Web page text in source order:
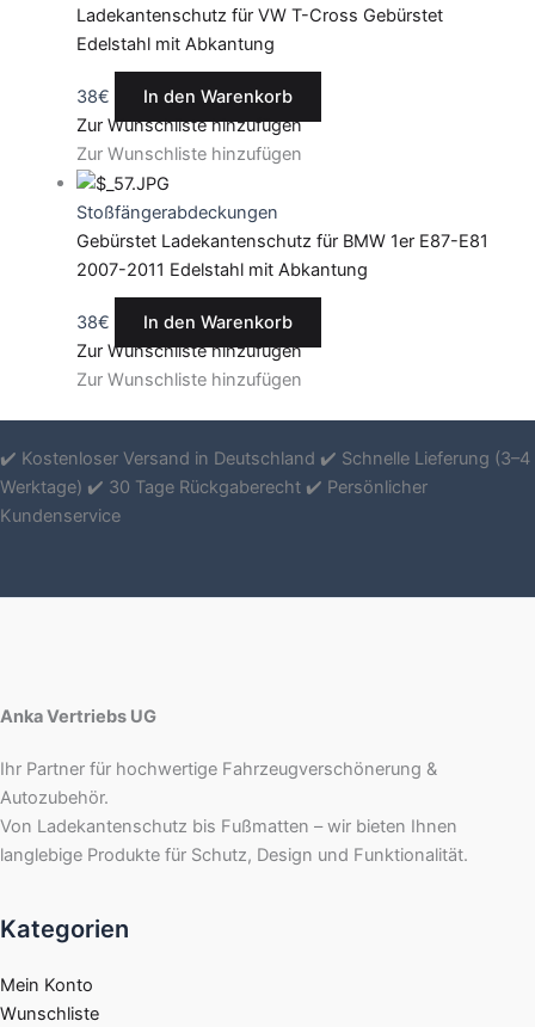
Ladekantenschutz für VW T-Cross Gebürstet
Edelstahl mit Abkantung
38€
In den Warenkorb
Zur Wunschliste hinzufügen
Zur Wunschliste hinzufügen
Stoßfängerabdeckungen
Gebürstet Ladekantenschutz für BMW 1er E87-E81
2007-2011 Edelstahl mit Abkantung
38€
In den Warenkorb
Zur Wunschliste hinzufügen
Zur Wunschliste hinzufügen
✔️ Kostenloser Versand in Deutschland ✔️ Schnelle Lieferung (3–4
Werktage) ✔️ 30 Tage Rückgaberecht ✔️ Persönlicher
Kundenservice
Anka Vertriebs UG
Ihr Partner für hochwertige Fahrzeugverschönerung &
Autozubehör.
Von Ladekantenschutz bis Fußmatten – wir bieten Ihnen
langlebige Produkte für Schutz, Design und Funktionalität.
Kategorien
Mein Konto
Wunschliste